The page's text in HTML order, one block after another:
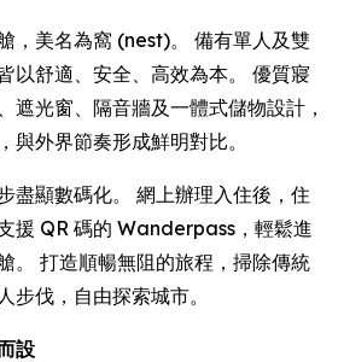
，美名為窩 (nest)。 備有單人及雙
以舒適、安全、高效為本。 優質寢
遮光窗、隔音牆及一體式儲物設計，
與外界節奏形成鮮明對比。
盡顯數碼化。 網上辦理入住後，住
援 QR 碼的 Wanderpass，輕鬆進
。 打造順暢無阻的旅程，掃除傳統
步伐，自由探索城市。
設